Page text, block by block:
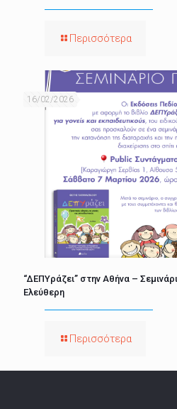
Περισσότερα
16/02/2026
“ΔΕΠΥράζει” στην Αθήνα –
Ελεύθερη
Περισσότερα